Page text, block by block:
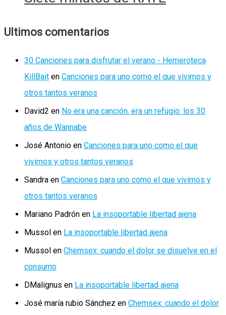
Ultimos comentarios
30 Canciones para disfrutar el verano - Hemeroteca
KillBait en Canciones para uno como el que vivimos y
otros tantos veranos
David2 en No era una canción, era un refugio: los 30
años de Wannabe
José Antonio en Canciones para uno como el que
vivimos y otros tantos veranos
Sandra en Canciones para uno como el que vivimos y
otros tantos veranos
Mariano Padrón en La insoportable libertad ajena
Mussol en La insoportable libertad ajena
Mussol en Chemsex: cuando el dolor se disuelve en el
consumo
DMalignus en La insoportable libertad ajena
José maría rubio Sánchez en Chemsex: cuando el dolor